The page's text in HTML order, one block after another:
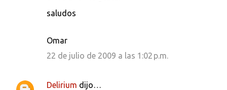
saludos
Omar
22 de julio de 2009 a las 1:02 p.m.
Delirium dijo…